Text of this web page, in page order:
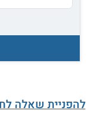
להפניית שאלה